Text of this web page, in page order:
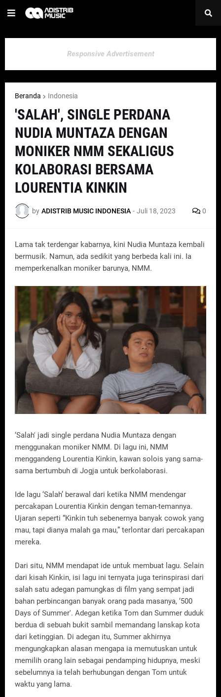
Responsive Advertisement
Beranda Indonesia
'SALAH', SINGLE PERDANA
NUDIA MUNTAZA DENGAN
MONIKER NMM SEKALIGUS
KOLABORASI BERSAMA
LOURENTIA KINKIN
by ADISTRIB MUSIC INDONESIA - Juli 18, 2023 0
Lama tak terdengar kabarnya, kini Nudia Muntaza kembali
bermusik. Namun, ada sedikit yang berbeda kali ini. Ia
memperkenalkan moniker barunya, NMM.
‘Salah' jadi single perdana Nudia Muntaza dengan
menggunakan moniker NMM. Di lagu ini, NMM
menggandeng Lourentia Kinkin, kawan solois yang sama-
sama bertumbuh di Jogja untuk berkolaborasi.
Ide lagu ‘Salah’ berawal dari ketika NMM mendengar
percakapan Lourentia Kinkin dengan teman-temannya.
Ujaran seperti “Kinkin tuh sebenernya banyak cowok yang
mau, tapi dianya malah ga mau,” terlontar dari percakapan
mereka.
Dari situ, NMM mendapat ide untuk membuat lagu. Selain
dari kisah Kinkin, isi lagu ini ternyata juga terinspirasi dari
salah satu adegan pamungkas di film yang sempat jadi
bahan perbincangan banyak orang pada masanya, ‘500
Days of Summer'. Adegan ketika Tom dan Summer duduk
berdua di sebuah bukit sambil memandang lanskap kota
dari ketinggian. Di adegan itu, Summer akhirnya
mengungkapkan alasan mengapa ia memutuskan untuk
memilih orang lain sebagai pendamping hidupnya, meski
sebelumnya ia telah berhubungan dengan Tom untuk
waktu yang lama.